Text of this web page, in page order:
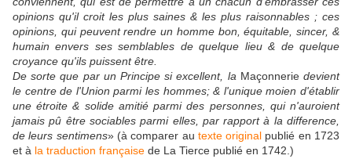
opinions qu'il croit les plus saines & les plus raisonnables ; ces
opinions, qui peuvent rendre un homme bon, équitable, sincer, &
humain envers ses semblables de quelque lieu & de quelque
croyance qu'ils puissent être.
De sorte que par un Principe si excellent, la Maçonneriedevient
le centre de l'Union parmi les hommes; & l'unique moien d'établir
une étroite & solide amitié parmi des personnes, qui n'auroient
jamais pû être sociables parmi elles, par rapport à la difference,
de leurs sentimens» (à comparer au texte original publié en 1723
et à la traduction française de La Tierce publié en 1742.)